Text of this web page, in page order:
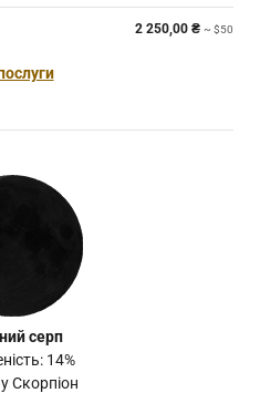
2 250,00 ₴ ~ $50
серп
14%
Скорпіон